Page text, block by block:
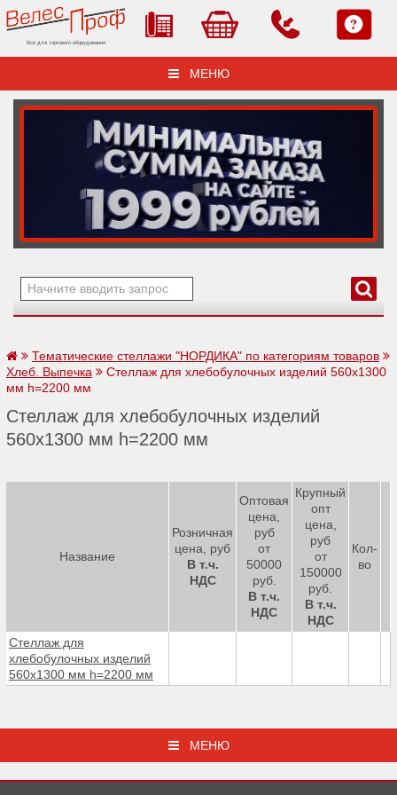
Все для торгового оборудования
МЕНЮ
Тематические стеллажи "НОРДИКА" по категориям товаров
Хлеб. Выпечка
Стеллаж для хлебобулочных изделий 560х1300
мм h=2200 мм
Стеллаж для хлебобулочных изделий
560х1300 мм h=2200 мм
Название
Розничная
цена, руб
В т.ч.
НДС
Оптовая
цена,
руб
от
50000
руб.
В т.ч.
НДС
Крупный
опт
цена,
руб
от
150000
руб.
В т.ч.
НДС
Кол-
во
Стеллаж для
хлебобулочных изделий
560х1300 мм h=2200 мм
МЕНЮ